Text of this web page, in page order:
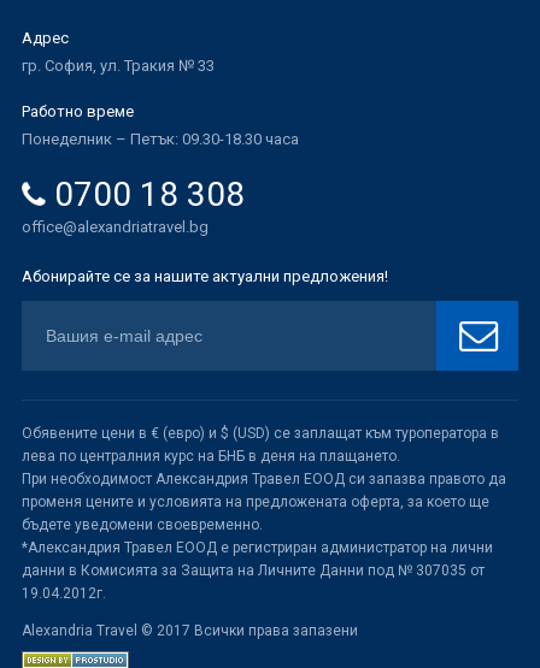
Адрес
гр. София, ул. Тракия № 33
Работно време
Понеделник – Петък: 09.30-18.30 часа
0700 18 308
office@alexandriatravel.bg
Абонирайте се за нашите актуални предложения!
Обявените цени в € (евро) и $ (USD) се заплащат към туроператора в
лева по централния курс на БНБ в деня на плащането.
При необходимост Александрия Травел ЕООД си запазва правото да
променя цените и условията на предложената оферта, за което ще
бъдете уведомени своевременно.
*Александрия Травел ЕООД е регистриран администратор на лични
данни в Комисията за Защита на Личните Данни под № 307035 от
19.04.2012г.
Alexandria Travel © 2017 Всички права запазени